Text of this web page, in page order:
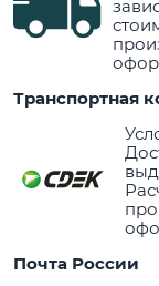
Транспортная
Почта России